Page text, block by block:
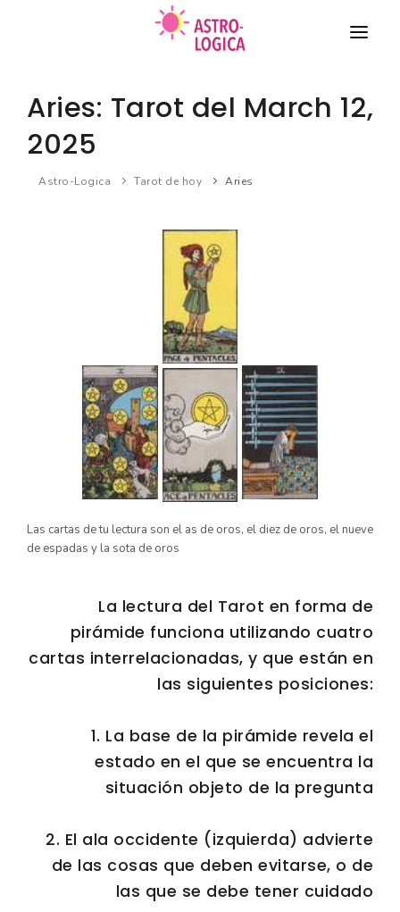
COMPATIBILIDAD DE PAREJA
Aries: Tarot del March 12,
2025
Astro-Logica Tarot de hoy Aries
Las cartas de tu lectura son el as de oros, el diez de oros, el nueve
de espadas y la sota de oros
La lectura del Tarot en forma de
pirámide funciona utilizando cuatro
cartas interrelacionadas, y que están en
las siguientes posiciones:
1. La base de la pirámide revela el
estado en el que se encuentra la
situación objeto de la pregunta
2. El ala occidente (izquierda) advierte
de las cosas que deben evitarse, o de
las que se debe tener cuidado